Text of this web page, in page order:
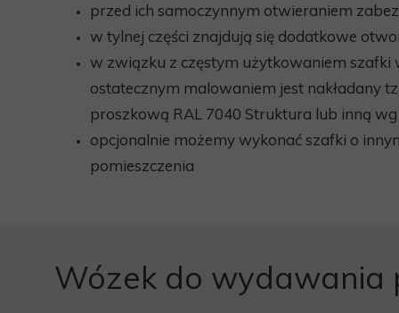
przed ich samoczynnym otwieraniem
w tylnej części znajdują się dodatkowe
w związku z częstym użytkowaniem
ostatecznym malowaniem jest nakładany
proszkową RAL 7040 Struktura lub inną
opcjonalnie możemy wykonać szafki o
pomieszczenia
Wózek do wydawania